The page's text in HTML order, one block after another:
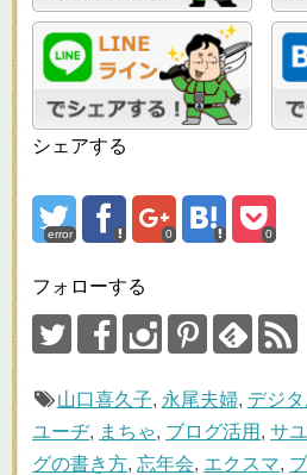
シェアする
error 0 0
フォローする
山口喜久子, 永尾夫婦, デジ
ユーヂ, まちゃ, ブログ活用 ,サ
グの書き方,忘年会, エクスマ,